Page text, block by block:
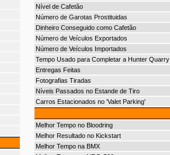
Nível de Cafetão
Número de Garotas Prostituidas
Dinheiro Conseguido como Cafetão
Número de Veículos Exportados
Número de Veículos Importados
Tempo Usado para Completar a Hunter Quarry
Entregas Feitas
Fotografias Tiradas
Níveis Passados no Estande de Tiro
Carros Estacionados no 'Valet Parking'
Melhor Tempo no Bloodring
Melhor Resultado no Kickstart
Melhor Tempo na BMX